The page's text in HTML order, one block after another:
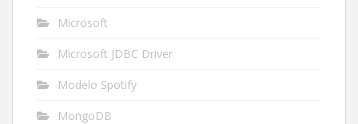
Microsoft
Microsoft JDBC Driver
Modelo Spotify
MongoDB